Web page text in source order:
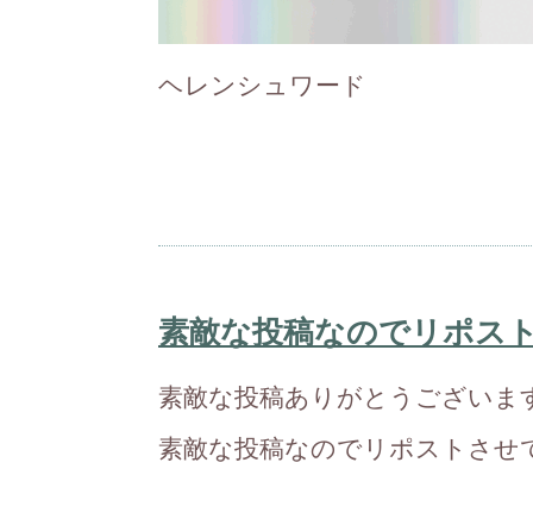
ヘレンシュワード
素敵な投稿なのでリポス
素敵な投稿ありがとうございま
素敵な投稿なのでリポストさせ